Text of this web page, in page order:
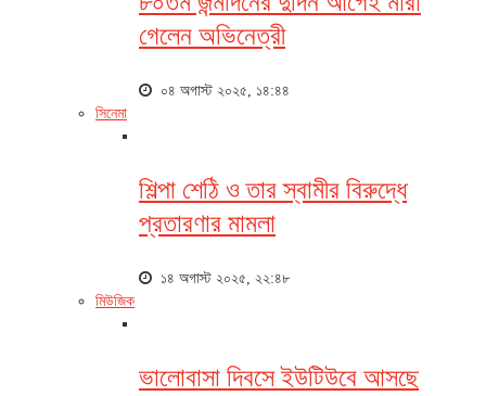
গেলেন অভিনেত্রী
০৪ অগাস্ট ২০২৫, ১৪:৪৪
সিনেমা
শিল্পা শেঠি ও তার স্বামীর বিরুদ্ধে
প্রতারণার মামলা
১৪ অগাস্ট ২০২৫, ২২:৪৮
মিউজিক
ভালোবাসা দিবসে ইউটিউবে আসছে